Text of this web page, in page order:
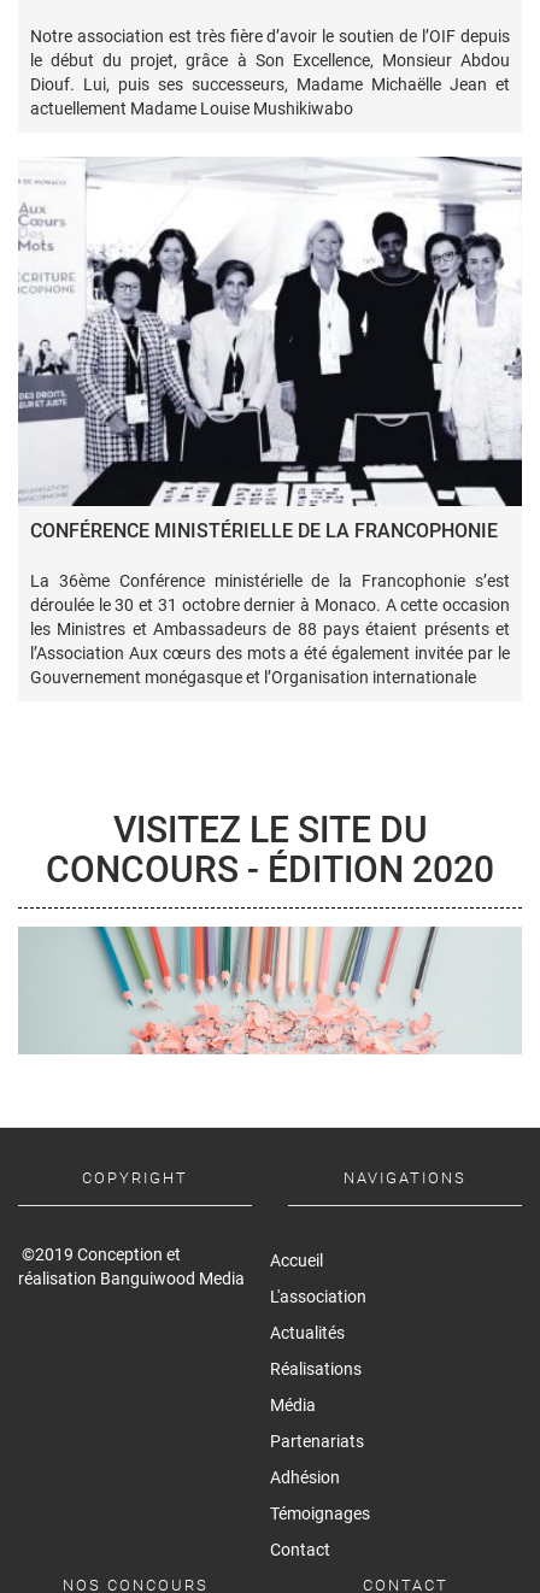
Notre association est très fière d’avoir le soutien de l’OIF depuis
le début du projet, grâce à Son Excellence, Monsieur Abdou
Diouf. Lui, puis ses successeurs, Madame Michaëlle Jean et
actuellement Madame Louise Mushikiwabo
CONFÉRENCE MINISTÉRIELLE DE LA FRANCOPHONIE
La 36ème Conférence ministérielle de la Francophonie s’est
déroulée le 30 et 31 octobre dernier à Monaco. A cette occasion
les Ministres et Ambassadeurs de 88 pays étaient présents et
l’Association Aux cœurs des mots a été également invitée par le
Gouvernement monégasque et l’Organisation internationale
VISITEZ LE SITE DU
CONCOURS - ÉDITION 2020
COPYRIGHT
©2019 Conception et
réalisation Banguiwood Media
NAVIGATIONS
Accueil
L'association
Actualités
Réalisations
Média
Partenariats
Adhésion
Témoignages
Contact
NOS CONCOURS CONTACT